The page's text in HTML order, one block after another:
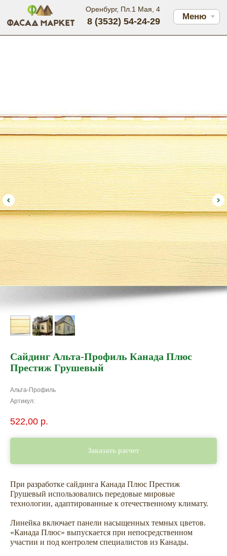
Меню
Оренбург, Пл.1 Мая, 4
8 (3532) 54-24-29
Сайдинг Альта-Профиль Канада Плюс
Престиж Грушевый
Альта-Профиль
Артикул:
522,00 р.
Заказать расчет
При разработке сайдинга Канада Плюс Престиж
Грушевый использовались передовые мировые
технологии, адаптированные к отечественному климату.
Линейка включает панели насыщенных темных цветов.
«Канада Плюс» выпускается при непосредственном
участии и под контролем специалистов из Канады.